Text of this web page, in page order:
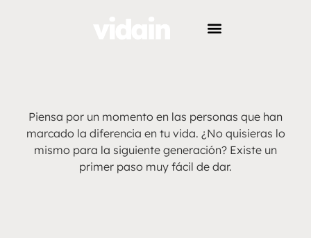
Piensa por un momento en las personas que han
marcado la diferencia en tu vida. ¿No quisieras lo
mismo para la siguiente generación? Existe un
primer paso muy fácil de dar.